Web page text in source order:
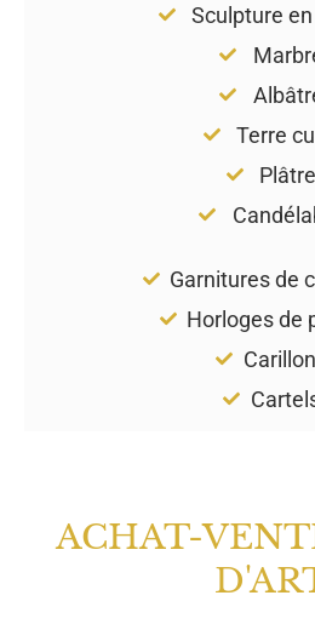
Sculpture
Terre
Plâtre
Garnitures de
Horloges de
ACHAT-